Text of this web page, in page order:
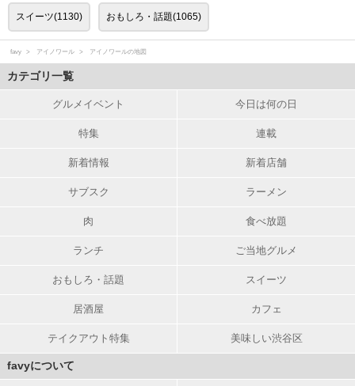
スイーツ(1130) おもしろ・話題(1065)
favy アイノワール アイノワールの地図
カテゴリ一覧
グルメイベント 今日は何の日
特集 連載
新着情報 新着店舗
サブスク ラーメン
肉 食べ放題
ランチ ご当地グルメ
おもしろ・話題 スイーツ
居酒屋 カフェ
テイクアウト特集 美味しい渋谷区
favyについて